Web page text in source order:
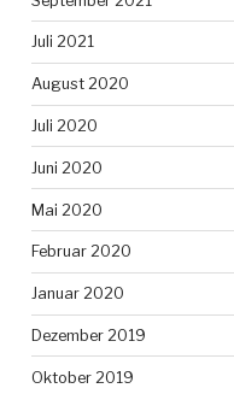
Juli 2021
August 2020
Juli 2020
Juni 2020
Mai 2020
Februar 2020
Januar 2020
Dezember 2019
Oktober 2019